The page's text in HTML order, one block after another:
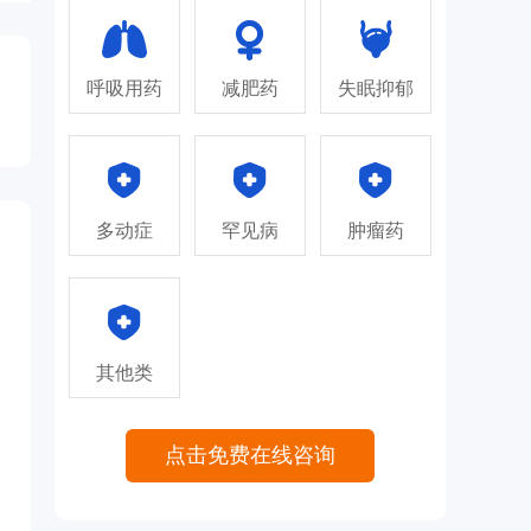
呼吸用药 减肥药 失眠抑郁
多动症 罕见病 肿瘤药
其他类
点击免费在线咨询